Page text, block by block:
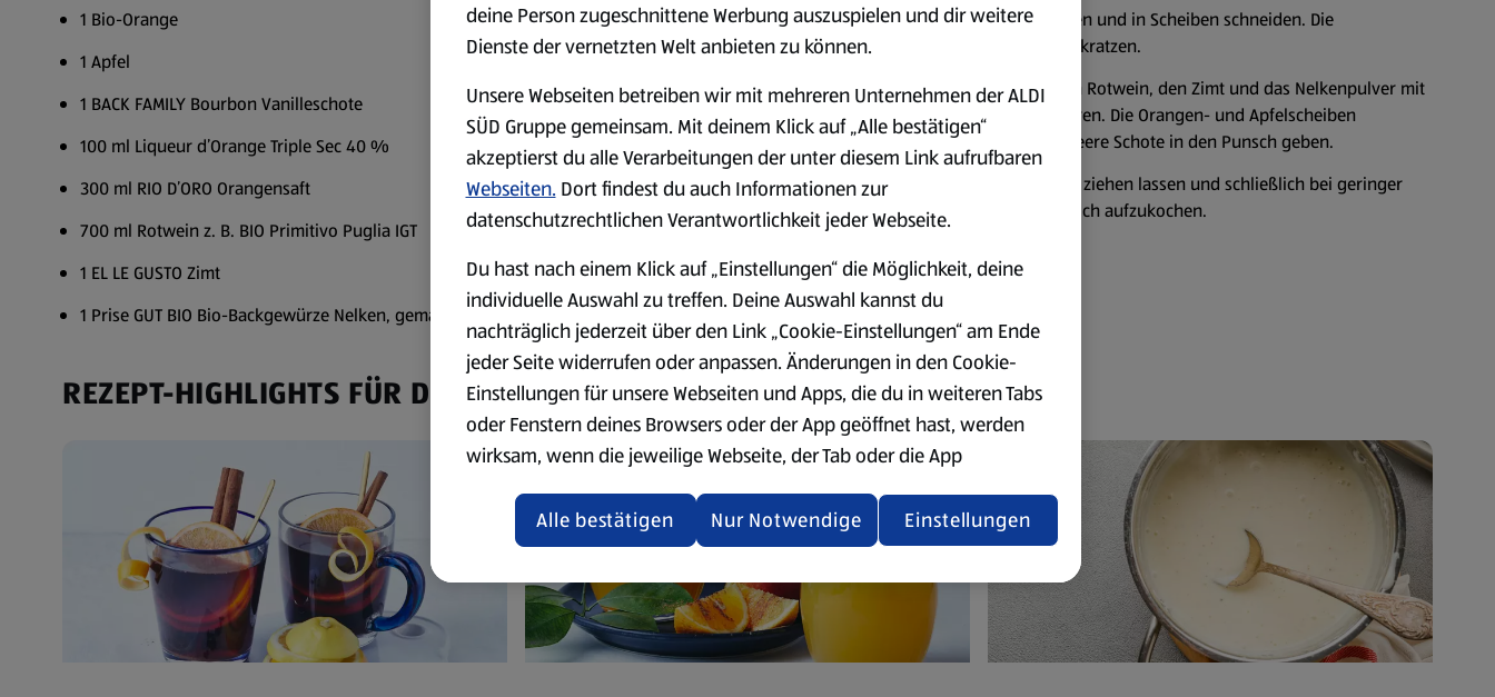
1 Bio-Orange
1 Apfel
1 BACK FAMILY Bourbon Vanilleschote
100 ml Liqueur d’Orange Triple Sec 40 %
300 ml RIO D’ORO Orangensaft
700 ml Rotwein z. B. BIO Primitivo Puglia IGT
1 EL LE GUSTO Zimt
1 Prise GUT BIO Bio-Backgewürze Nelken, gemahlen
Die Bio-Orange und den Apfel abwaschen und in Scheiben schneiden. Die
Vanilleschote anritzen, das Mark herauskratzen.
Den Orangenlikör, den Orangensaft, den Rotwein, den Zimt und das Nelkenpulver mit
dem Kandiszucker in einen Topf verrühren. Die Orangen- und Apfelscheiben
hineingeben. Das Vanillemark und die leere Schote in den Punsch geben.
Den Punsch zunächst eine halbe Stunde ziehen lassen und schließlich bei geringer
Hitze langsam erwärmen, ohne ihn jedoch aufzukochen.
REZEPT-HIGHLIGHTS FÜR DICH
deine Person zugeschnittene Werbung auszuspielen und dir weitere
Dienste der vernetzten Welt anbieten zu können.
Unsere Webseiten betreiben wir mit mehreren Unternehmen der ALDI
SÜD Gruppe gemeinsam. Mit deinem Klick auf „Alle bestätigen“
akzeptierst du alle Verarbeitungen der unter diesem Link aufrufbaren
Webseiten. Dort findest du auch Informationen zur
datenschutzrechtlichen Verantwortlichkeit jeder Webseite.
Du hast nach einem Klick auf „Einstellungen“ die Möglichkeit, deine
individuelle Auswahl zu treffen. Deine Auswahl kannst du
nachträglich jederzeit über den Link „Cookie-Einstellungen“ am Ende
jeder Seite widerrufen oder anpassen. Änderungen in den Cookie-
Einstellungen für unsere Webseiten und Apps, die du in weiteren Tabs
oder Fenstern deines Browsers oder der App geöffnet hast, werden
wirksam, wenn die jeweilige Webseite, der Tab oder die App
aktualisiert oder geschlossen und anschließend wieder geöffnet
Datenschutzerklärung zur Verfügung.
Übersicht der Webseitenbetreiber und Datenschutzerklärungen
Einstellungen
Nur Notwendige
Alle bestätigen